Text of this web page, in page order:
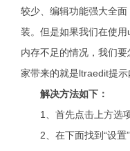
较少、编辑功能强大全
装。但是如果我们在使
内存不足的情况，我们
家带来的就是ltraedit提示
解决方法如下：
1、首先点击上方选项
2、在下面找到“设置”